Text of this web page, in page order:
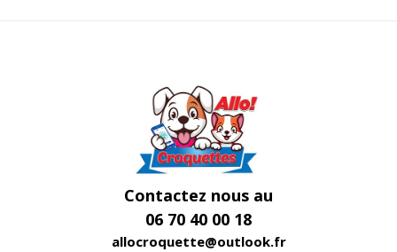
Contactez nous au
06 70 40 00 18
allocroquette@outlook.fr